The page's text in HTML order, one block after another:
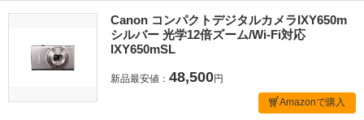
Canon コンパクトデジタルカメラIXY650m
シルバー 光学12倍ズーム/Wi-Fi対応
IXY650mSL
新品最安値： 48,500円
Amazonで購入